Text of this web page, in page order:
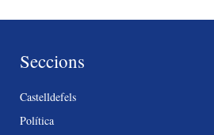
Seccions
Castelldefels
Política